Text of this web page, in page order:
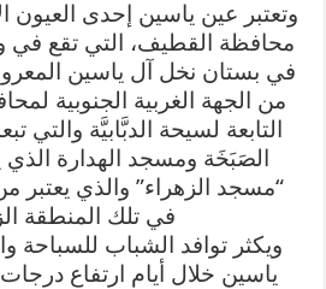
وتعتبر عين ياسين إحدى العيون
محافظة القطيف، التي تقع
في بستان نخل آل ياسين
من الجهة الغربية الجنوبية
التابعة لسيحة الدبَّابيَّة والتي
الصَبَخَة ومسجد الهدارة
“مسجد الزهراء” والذي يعتبر
في تلك المنطقة
ويكثر توافد الشباب للسباحة
ياسين خلال أيام ارتفاع